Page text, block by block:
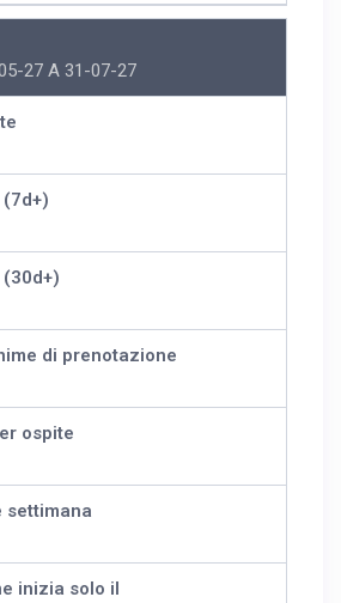
27 A 31-07-27
di prenotazione
ospite
settimana
inizia solo il